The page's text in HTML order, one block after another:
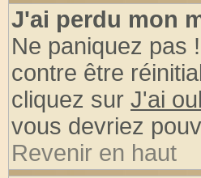
J'ai perdu mon
Ne paniquez pas
contre être
cliquez sur J'ai
vous devriez
Revenir en haut